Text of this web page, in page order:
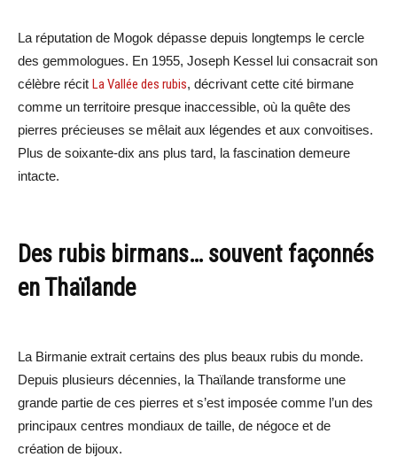
La réputation de Mogok dépasse depuis longtemps le cercle
des gemmologues. En 1955, Joseph Kessel lui consacrait son
célèbre récit La Vallée des rubis, décrivant cette cité birmane
comme un territoire presque inaccessible, où la quête des
pierres précieuses se mêlait aux légendes et aux convoitises.
Plus de soixante-dix ans plus tard, la fascination demeure
intacte.
Des rubis birmans… souvent façonnés
en Thaïlande
La Birmanie extrait certains des plus beaux rubis du monde.
Depuis plusieurs décennies, la Thaïlande transforme une
grande partie de ces pierres et s’est imposée comme l’un des
principaux centres mondiaux de taille, de négoce et de
création de bijoux.